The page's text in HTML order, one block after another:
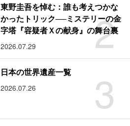
2
東野圭吾を悼む：誰も考えつかな
かったトリック──ミステリーの金
字塔『容疑者Ｘの献身』の舞台裏
2026.07.29
3
日本の世界遺産一覧
2026.07.26